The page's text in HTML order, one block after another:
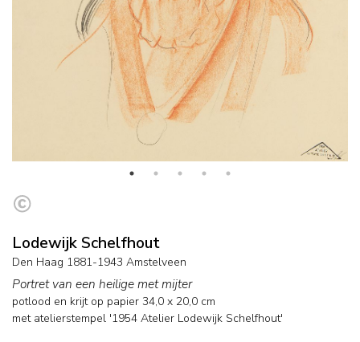
Lodewijk Schelfhout
Den Haag 1881-1943 Amstelveen
Portret van een heilige met mijter
potlood en krijt op papier 34,0 x 20,0 cm
met atelierstempel '1954 Atelier Lodewijk Schelfhout'